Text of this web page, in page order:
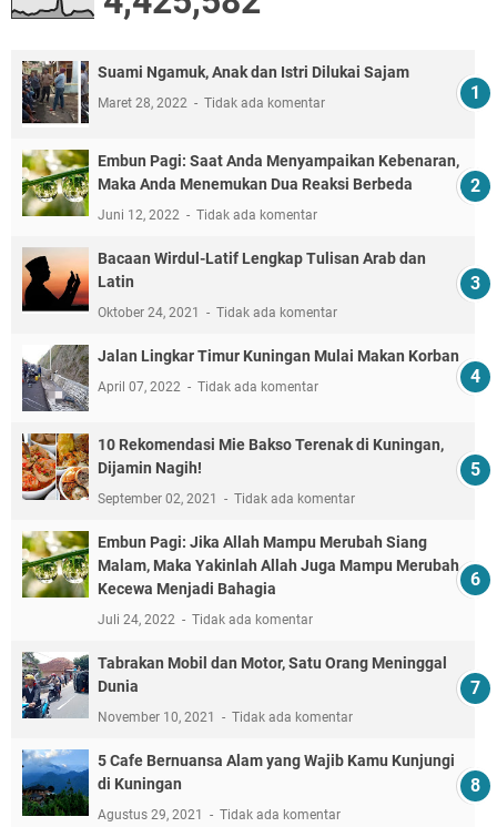
Suami Ngamuk, Anak dan Istri Dilukai Sajam
Maret 28, 2022 Tidak ada komentar
Embun Pagi: Saat Anda Menyampaikan Kebenaran,
Maka Anda Menemukan Dua Reaksi Berbeda
Juni 12, 2022 Tidak ada komentar
Bacaan Wirdul-Latif Lengkap Tulisan Arab dan
Latin
Oktober 24, 2021 Tidak ada komentar
Jalan Lingkar Timur Kuningan Mulai Makan Korban
April 07, 2022 Tidak ada komentar
10 Rekomendasi Mie Bakso Terenak di Kuningan,
Dijamin Nagih!
September 02, 2021 Tidak ada komentar
Embun Pagi: Jika Allah Mampu Merubah Siang
Malam, Maka Yakinlah Allah Juga Mampu Merubah
Kecewa Menjadi Bahagia
Juli 24, 2022 Tidak ada komentar
Tabrakan Mobil dan Motor, Satu Orang Meninggal
Dunia
November 10, 2021 Tidak ada komentar
5 Cafe Bernuansa Alam yang Wajib Kamu Kunjungi
di Kuningan
Agustus 29, 2021 Tidak ada komentar